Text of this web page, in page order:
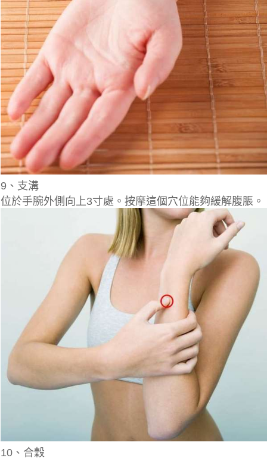
9、支溝
位於手腕外側向上3寸處。按摩這個穴位能夠緩解腹脹。
10、合穀